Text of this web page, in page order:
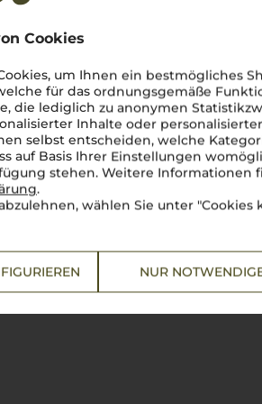
Cookies
um Ihnen ein bestmögliches
für das ordnungsgemäße
die lediglich zu anonymen
Inhalte oder
selbst entscheiden, welche
auf Basis Ihrer Einstellungen
stehen. Weitere Informationen
.
wählen Sie unter
NUR
und Wurzeln im Bordeaux,
amoreund Hingabe gepflegt,
von reifen roten
bringt er das